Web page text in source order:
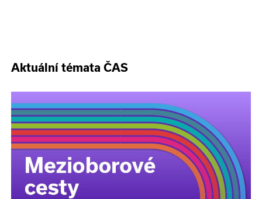
Aktuální témata ČAS